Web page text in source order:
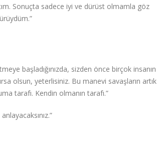
Sonuçta sadece iyi ve dürüst olmamla göz
başladığınızda, sizden önce birçok insanın
olsun, yeterlisiniz. Bu manevi savaşların artık
tarafı. Kendin olmanın tarafı.”